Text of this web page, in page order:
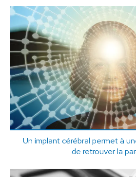
Un implant cérébral permet à
de retrouver la